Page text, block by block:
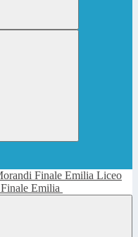
Liceo
Finale Emilia